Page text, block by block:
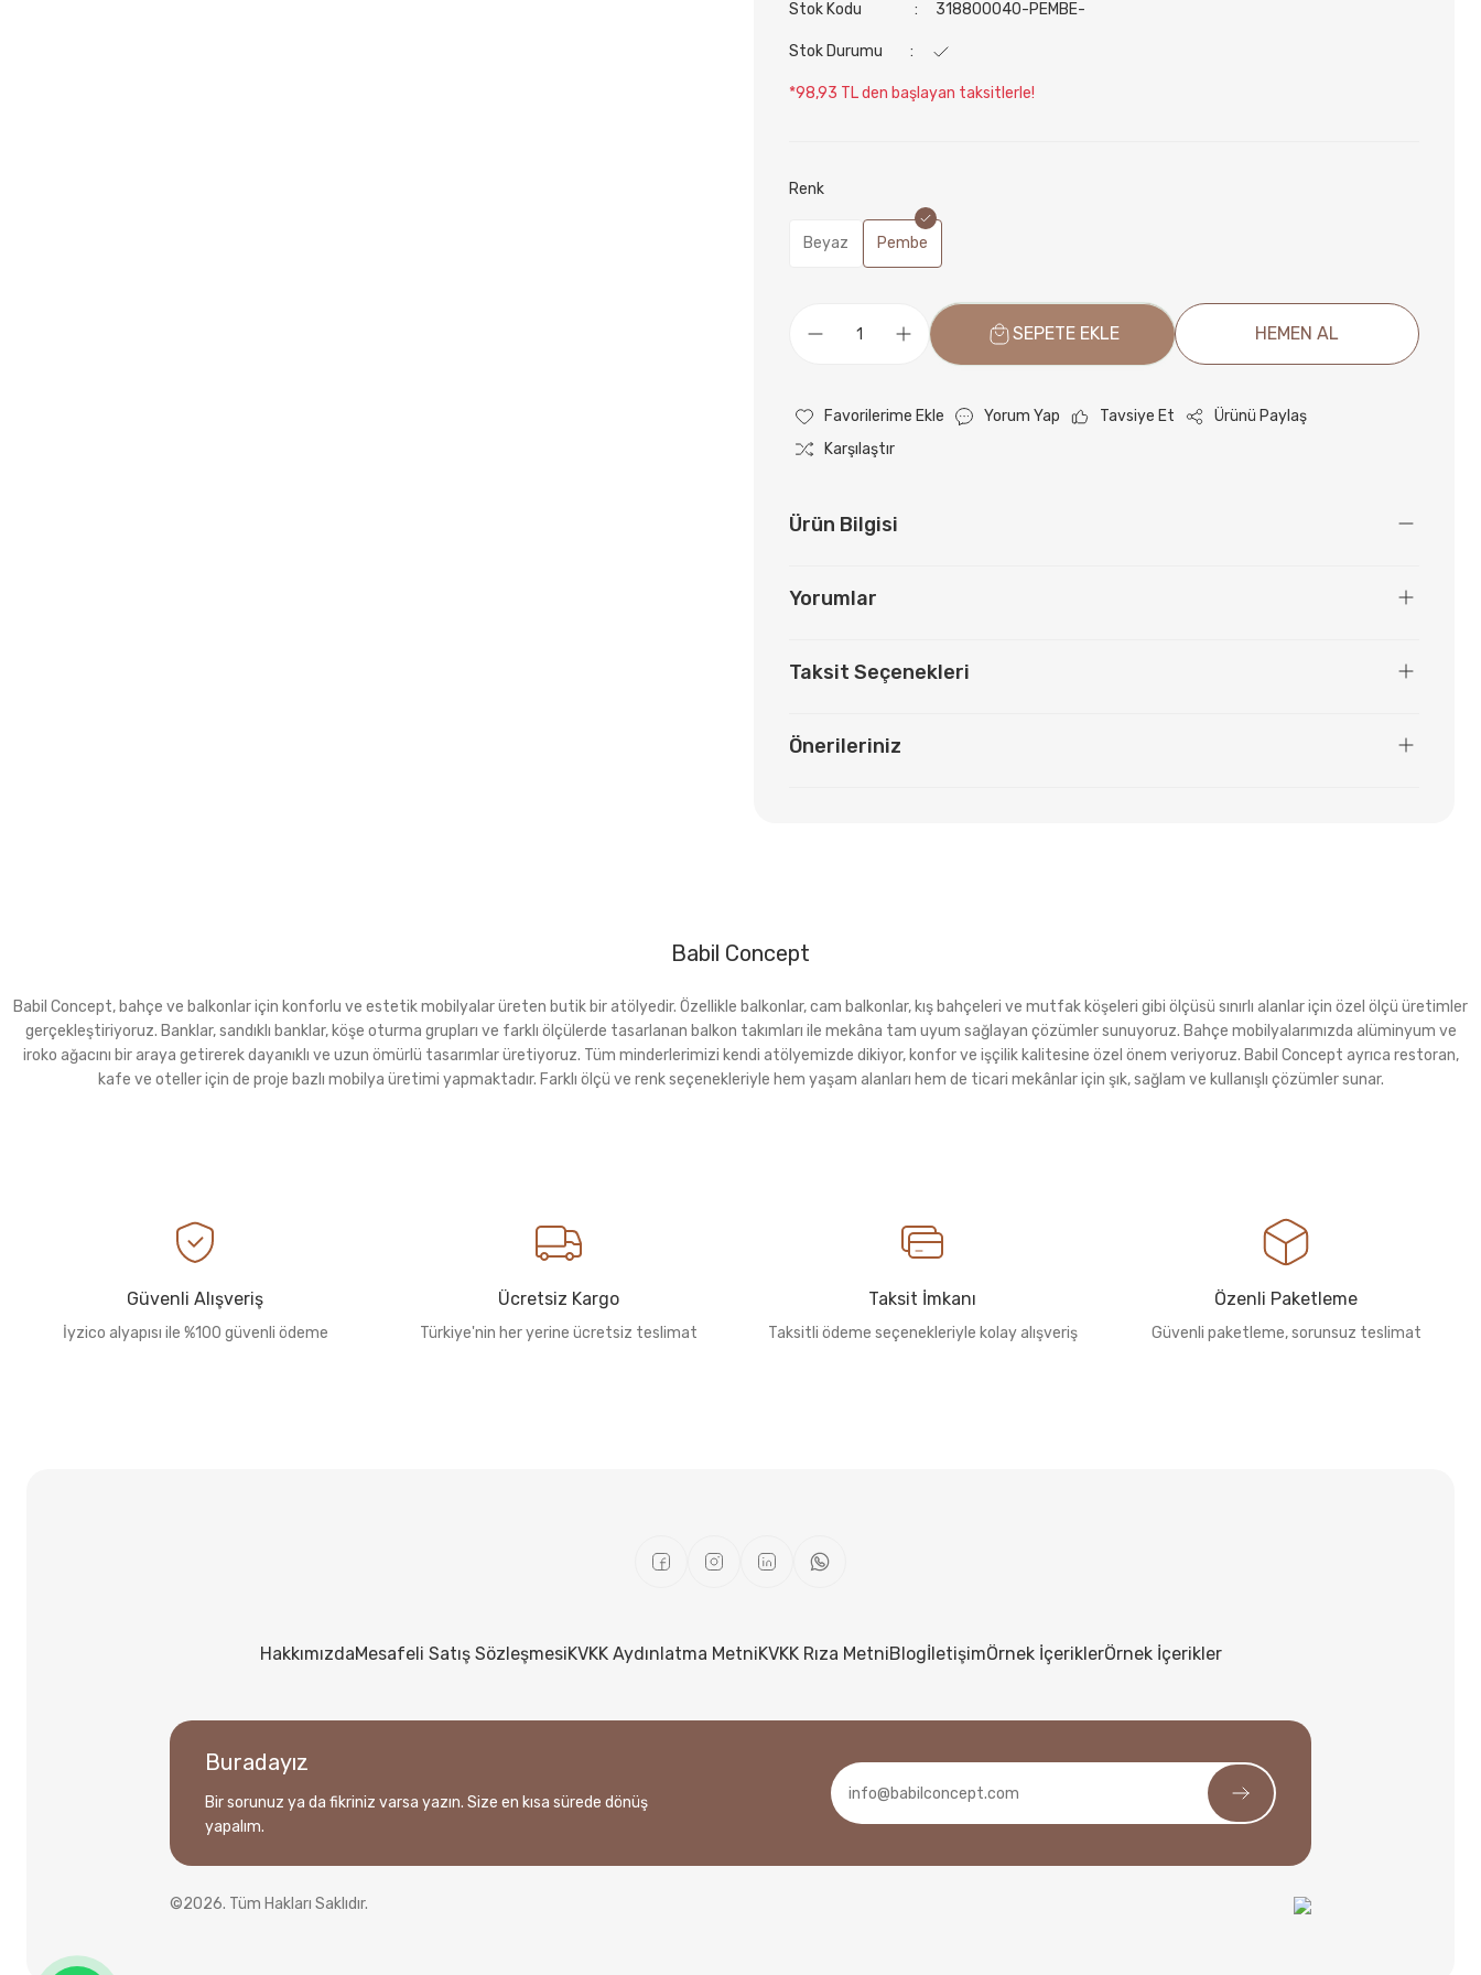
Stok Kodu 318800040-PEMBE-
Stok Durumu
*98,93 TL den başlayan taksitlerle!
Renk
Beyaz Pembe
SEPETE EKLE HEMEN AL
Yorum Yap Tavsiye Et
Ürünü Paylaş
Karşılaştır
Ürün Bilgisi
Yorumlar
Taksit Seçenekleri
Önerileriniz
Babil Concept
Babil Concept, bahçe ve balkonlar için konforlu ve estetik mobilyalar üreten butik bir atölyedir. Özellikle balkonlar, cam balkonlar, kış bahçeleri ve mutfak köşeleri gibi ölçüsü sınırlı alanlar için özel ölçü üretimler
gerçekleştiriyoruz. Banklar, sandıklı banklar, köşe oturma grupları ve farklı ölçülerde tasarlanan balkon takımları ile mekâna tam uyum sağlayan çözümler sunuyoruz. Bahçe mobilyalarımızda alüminyum ve
iroko ağacını bir araya getirerek dayanıklı ve uzun ömürlü tasarımlar üretiyoruz. Tüm minderlerimizi kendi atölyemizde dikiyor, konfor ve işçilik kalitesine özel önem veriyoruz. Babil Concept ayrıca restoran,
kafe ve oteller için de proje bazlı mobilya üretimi yapmaktadır. Farklı ölçü ve renk seçenekleriyle hem yaşam alanları hem de ticari mekânlar için şık, sağlam ve kullanışlı çözümler sunar.
Güvenli Alışveriş
İyzico alyapısı ile %100 güvenli ödeme
Ücretsiz Kargo
Türkiye'nin her yerine ücretsiz teslimat
Taksit İmkanı
Taksitli ödeme seçenekleriyle kolay alışveriş
Özenli Paketleme
Güvenli paketleme, sorunsuz teslimat
HakkımızdaMesafeli Satış SözleşmesiKVKK Aydınlatma MetniKVKK Rıza MetniBlogİletişimÖrnek İçeriklerÖrnek İçerikler
Buradayız
Bir sorunuz ya da fikriniz varsa yazın. Size en kısa sürede dönüş
yapalım.
©2026. Tüm Hakları Saklıdır.